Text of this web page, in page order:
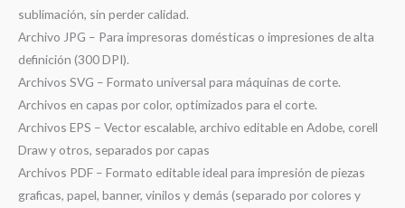
sublimación, sin perder calidad.
Archivo JPG – Para impresoras domésticas o impresiones de alta
definición (300 DPI).
Archivos SVG – Formato universal para máquinas de corte.
Archivos en capas por color, optimizados para el corte.
Archivos EPS – Vector escalable, archivo editable en Adobe, corell
Draw y otros, separados por capas
Archivos PDF – Formato editable ideal para impresión de piezas
graficas, papel, banner, vinilos y demás (separado por colores y